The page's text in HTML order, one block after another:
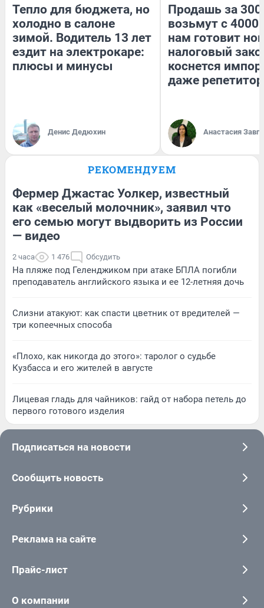
Тепло для бюджета, но
холодно в салоне
зимой. Водитель 13 лет
ездит на электрокаре:
плюсы и минусы
Денис Дедюхин
Продашь за
возьмут с
нам готовит
налоговый
коснется
даже
Анастасия
РЕКОМЕНДУЕМ
Фермер Джастас Уолкер, известный
как «веселый молочник», заявил что
его семью могут выдворить из России
— видео
2 часа 1 476 Обсудить
На пляже под Геленджиком при атаке БПЛА погибли
преподаватель английского языка и ее 12-летняя дочь
Слизни атакуют: как спасти цветник от вредителей —
три копеечных способа
«Плохо, как никогда до этого»: таролог о судьбе
Кузбасса и его жителей в августе
Лицевая гладь для чайников: гайд от набора петель до
первого готового изделия
Подписаться на новости
Сообщить новость
Рубрики
Реклама на сайте
Прайс-лист
О компании